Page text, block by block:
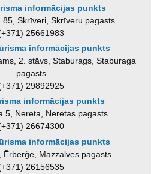
informācijas punkts
85, Skrīveri, Skrīveru pagasts
25661983
informācijas punkts
2. stāvs, Staburags, Staburaga
pagasts
29892925
informācijas punkts
5, Nereta, Neretas pagasts
26674300
informācijas punkts
Ērberģe, Mazzalves pagasts
26156535